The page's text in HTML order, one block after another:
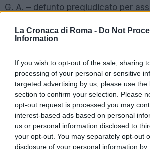
La Cronaca di Roma - Do Not
Information
If you wish to opt-out of the sale, sharing
processing of your personal or sensitive
targeted advertising by us, please use the
section to confirm your selection. Please
opt-out request is processed you may
interest-based ads based on personal
us or personal information disclosed to
your opt-out. You may separately opt-out
disclosure of your personal information by
G. A. – defunto pregiudicato per
mafiosa e traffico internazionale di
fratello di V. – esponente di vertice
stanziata sul litorale romano,
e Anzio.
A carico del clan, la Corte di
sentenza del giugno 2018, ha
le condanne per associazione
primo grado dal Tribunale di Velletri